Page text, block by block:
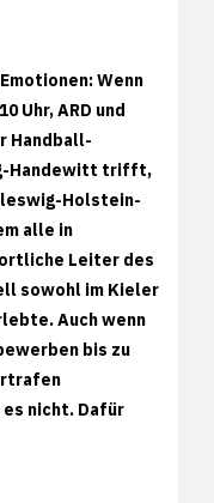
Wenn
Uhr, ARD und
Handball-
Handewitt trifft,
Holstein-
alle in
Leiter des
sowohl im Kieler
Auch wenn
bis zu
nicht. Dafür